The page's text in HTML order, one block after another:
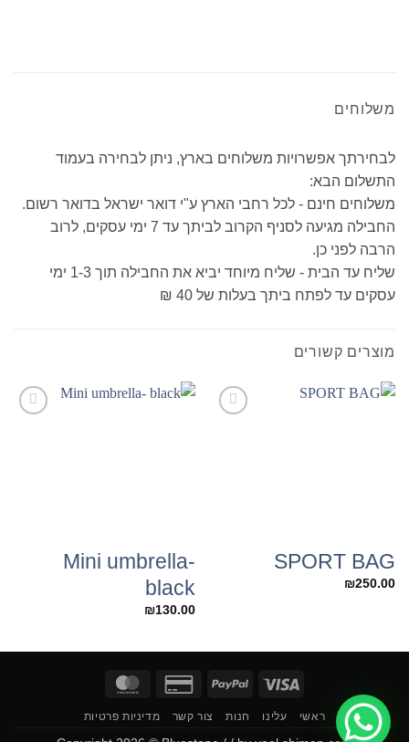
משלוחים
לבחירתך אפשרויות משלוחים בארץ, ניתן לבחירה בעמוד
התשלום הבא:
משלוחים חינם - לכל רחבי הארץ ע"י דואר ישראל בדואר רשום.
החבילה מגיעה לסניף הקרוב לביתך עד 7 ימי עסקים, לרוב
הרבה לפני כן.
שליח עד הבית - שליח מיוחד יביא את החבילה תוך 1-3 ימי
עסקים עד לפתח ביתך בעלות של 40 ₪
מוצרים קשורים
SPORT BAG
₪250.00
Mini umbrella-
black
₪130.00
Visa
PayPal
Credit
2
ראשי עלינו חנות צור קשר מדיניות פרטיות